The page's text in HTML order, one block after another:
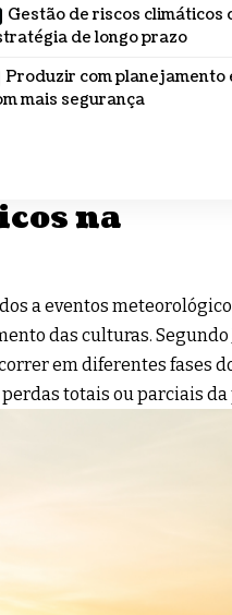
Gestão de riscos climáticos
de longo prazo
Produzir com planejamento
mais segurança
na
a eventos
das culturas. Segundo
em diferentes fases
totais ou parciais da